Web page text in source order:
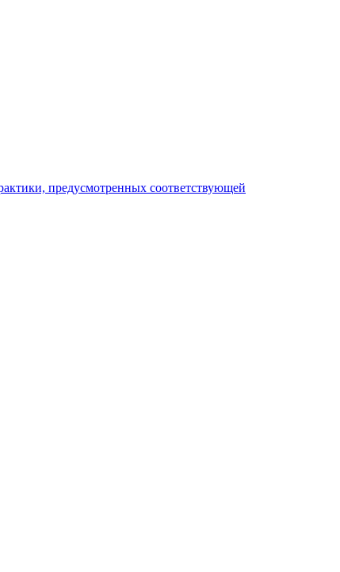
предусмотренных соответствующей